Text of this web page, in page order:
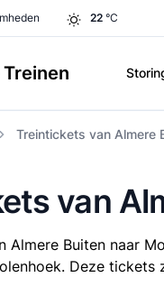
22 °C
Treintickets van Almere
van
Almere Buiten naar
Deze